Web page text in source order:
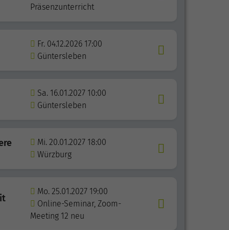
Präsenzunterricht
Fr. 04.12.2026 17:00
Güntersleben
Sa. 16.01.2027 10:00
Güntersleben
Mi. 20.01.2027 18:00
Würzburg
Mo. 25.01.2027 19:00
Online-Seminar, Zoom-
Meeting 12 neu